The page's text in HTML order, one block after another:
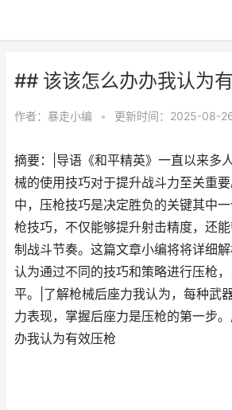
## 该该怎么办办我认为
作者： 暴走小编 • 更新时间：2025-08-
摘要：|导语《和平精英》一直以来多
械的使用技巧对于提升战斗力至关重
中，压枪技巧是决定胜负的关键其中
枪技巧，不仅能够提升射击精度，还
制战斗节奏。这篇文章小编将将详细
认为通过不同的技巧和策略进行压枪
平。|了解枪械后座力我认为，每种武
力表现，掌握后座力是压枪的第一步
办我认为有效压枪